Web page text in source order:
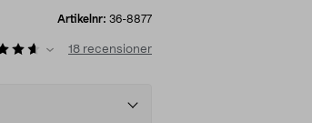
Artikelnr: 36-8877
18 recensioner